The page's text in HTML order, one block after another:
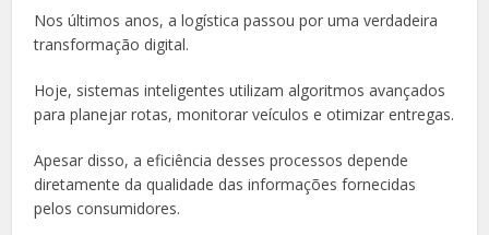
Nos últimos anos, a logística passou por uma verdadeira
transformação digital.
Hoje, sistemas inteligentes utilizam algoritmos avançados
para planejar rotas, monitorar veículos e otimizar entregas.
Apesar disso, a eficiência desses processos depende
diretamente da qualidade das informações fornecidas
pelos consumidores.